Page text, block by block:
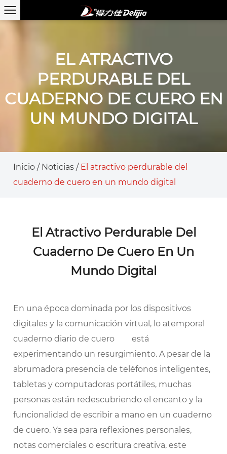
EL ATRACTIVO
PERDURABLE DEL
CUADERNO DE CUERO EN
UN MUNDO DIGITAL
Inicio / Noticias / El atractivo perdurable del
cuaderno de cuero en un mundo digital
El Atractivo Perdurable Del
Cuaderno De Cuero En Un
Mundo Digital
En una época dominada por los dispositivos
digitales y la comunicación virtual, lo atemporal
cuaderno diario de cuero
está
experimentando un resurgimiento. A pesar de la
abrumadora presencia de teléfonos inteligentes,
tabletas y computadoras portátiles, muchas
personas están redescubriendo el encanto y la
funcionalidad de escribir a mano en un cuaderno
de cuero. Ya sea para reflexiones personales,
notas comerciales o escritura creativa, este